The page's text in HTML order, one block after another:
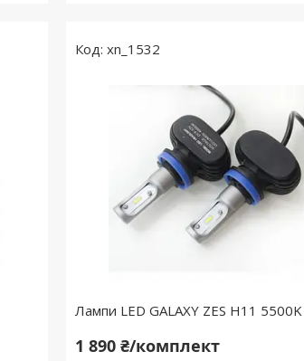
xn_1532
Лампи LED GALAXY ZES H11 5500K
1 890 ₴/комплект